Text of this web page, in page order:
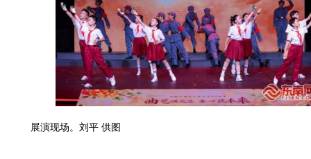
展演现场。刘平 供图